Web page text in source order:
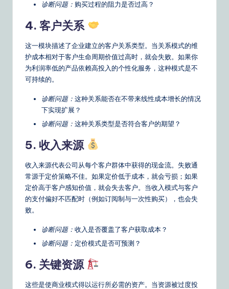
诊断问题： 购买过程的阻力是否过高？
4. 客户关系
这一模块描述了企业建立的客户关系类型。当关系模式的维
护成本相对于客户生命周期价值过高时，就会失败。如果你
为利润率低的产品依赖高投入的个性化服务，这种模式是不
可持续的。
诊断问题： 这种关系能否在不带来线性成本增长的情况
下实现扩展？
诊断问题： 这种关系类型是否符合客户的期望？
5. 收入来源
收入来源代表公司从每个客户群体中获得的现金流。失败通
常源于定价策略不佳。如果定价低于成本，就会亏损；如果
定价高于客户感知价值，就会失去客户。当收入模式与客户
的支付偏好不匹配时（例如订阅制与一次性购买），也会失
败。
诊断问题： 收入是否覆盖了客户获取成本？
诊断问题： 定价模式是否可预测？
6. 关键资源
这些是使商业模式得以运行所必需的资产。当资源被过度投